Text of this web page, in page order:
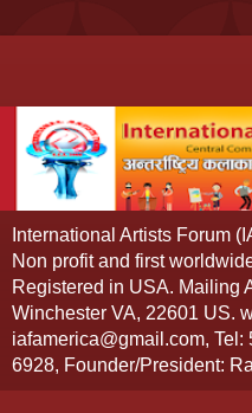
International Artists Forum
Non profit and first
Registered in USA. Mailing
Winchester VA, 22601 US.
iafamerica@gmail.com,
6928, Founder/President: